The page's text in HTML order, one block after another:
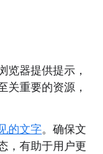
览器提供提示，
关重要的资源，
的文字。确保文
，有助于用户更